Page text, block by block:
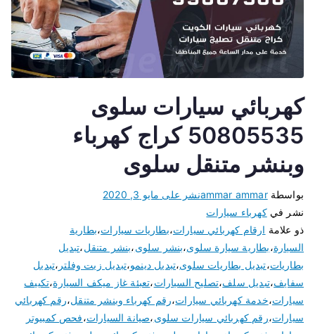
كهربائي سيارات سلوى
50805535 كراج كهرباء
وبنشر متنقل سلوى
بواسطةammar ammarنشر على مايو 3, 2020
نشر فيكهرباء سيارات
ذو علامة ارقام كهربائي سيارات،بطاريات سيارات،بطارية
السيارة،بطارية سيارة سلوى،بنشر سلوى،بنشر متنقل،تبديل
بطاريات،تبديل بطاريات سلوى،تبديل دينمو،تبديل زيت وفلتر ،تبديل
سفايف،تبديل سلف،تصليح السيارات،تعبئة غاز ميكف السيارة،تكييف
سيارات،خدمة كهربائي سيارات،رقم كهرباء وبنشر متنقل،رقم كهربائي
سيارات،رقم كهربائي سيارات سلوى،صيانة السيارات،فحص كمبيوتر